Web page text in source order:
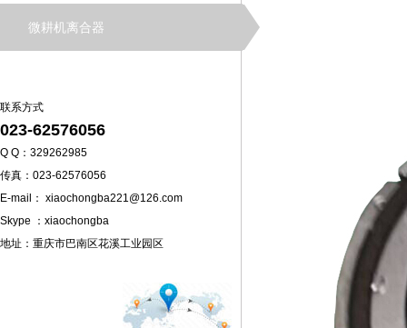
微耕机离合器
联系方式
023-62576056
Q Q：329262985
传真：023-62576056
E-mail： xiaochongba221@126.com
Skype ：xiaochongba
地址：重庆市巴南区花溪工业园区